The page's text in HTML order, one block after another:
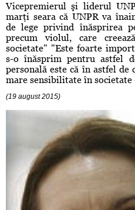
Vicepremierul şi liderul
marţi seara că UNPR va
de lege privind înăsprirea
precum violul, care
societate" "Este foarte
s-o înăsprim pentru astfel
personală este că în astfel de
mare sensibilitate în societate
(19 august 2015)